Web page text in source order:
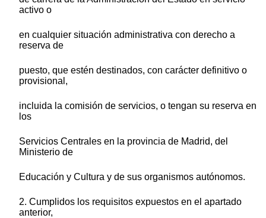
activo o
en cualquier situación administrativa con derecho a
reserva de
puesto, que estén destinados, con carácter definitivo o
provisional,
incluida la comisión de servicios, o tengan su reserva en
los
Servicios Centrales en la provincia de Madrid, del
Ministerio de
Educación y Cultura y de sus organismos autónomos.
2. Cumplidos los requisitos expuestos en el apartado
anterior,